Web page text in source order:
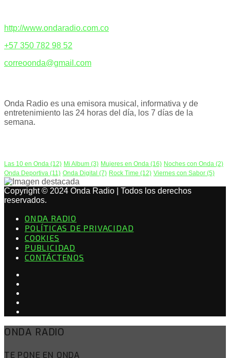
http://www.ondaradio.com.co
+57 350 782 98 52
correoonda@gmail.com
Onda Radio es una emisora musical, informativa y de
entretenimiento las 24 horas del día, los 7 días de la
semana.
Las 10 en Onda (12) Mi Album (3) Mujeres en Onda (16) Noches con Onda (2)
Onda Deportiva (11) Onda Digital (7) Rock Time (12) Viernes con Sabor (5)
Copyright © 2024 Onda Radio | Todos los derechos
reservados.
ONDA RADIO
POLÍTICAS DE PRIVACIDAD
COOKIES
PUBLICIDAD
CONTÁCTENOS
ONDA RADIO
TE PONE EN ONDA